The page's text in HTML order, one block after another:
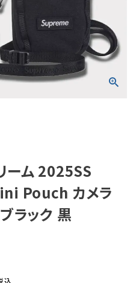
ム 2025SS
Pouch カメラ
ラック 黒
込